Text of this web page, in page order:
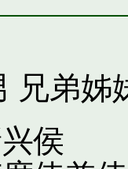
兄弟姊
侯